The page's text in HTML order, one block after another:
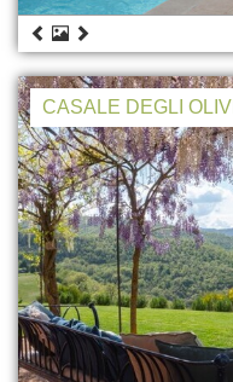
CASALE DEGLI OLIVI